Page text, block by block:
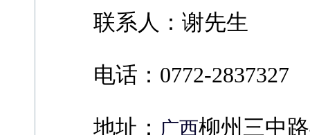
联系人：谢先生
电话：0772-2837327
地址： 广西柳州三中